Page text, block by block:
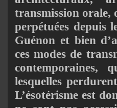
transmission orale,
perpétuées depuis
Guénon et bien
ces modes de
contemporaines,
lesquelles
L’ésotérisme est